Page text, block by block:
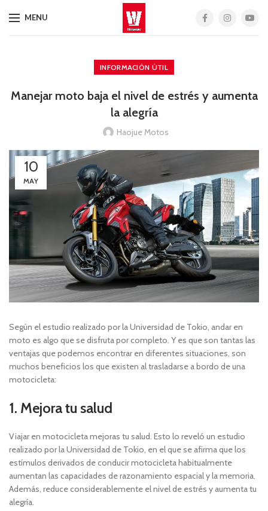
MENU
INFORMACIÓN ÚTIL
Manejar moto baja el nivel de estrés y aumenta
la alegría
Haojue Motos
10
MAY
Según el estudio realizado por la Universidad de Tokio, andar en
moto es algo que se disfruta por completo. Y es que son tantas las
ventajas que podemos encontrar en diferentes situaciones, son
muchos beneficios los que existen al trasladarse a bordo de una
motocicleta:
1. Mejora tu salud
Viajar en motocicleta mejoras tu salud. Esto lo reveló un estudio
realizado por la Universidad de Tokio, en el que se afirma que los
estímulos derivados de conducir motocicleta habitualmente
aumentan las capacidades de razonamiento espacial y la memoria.
Además, reduce considerablemente el nivel de estrés y aumenta tu
alegría.
cannot
or
graph-